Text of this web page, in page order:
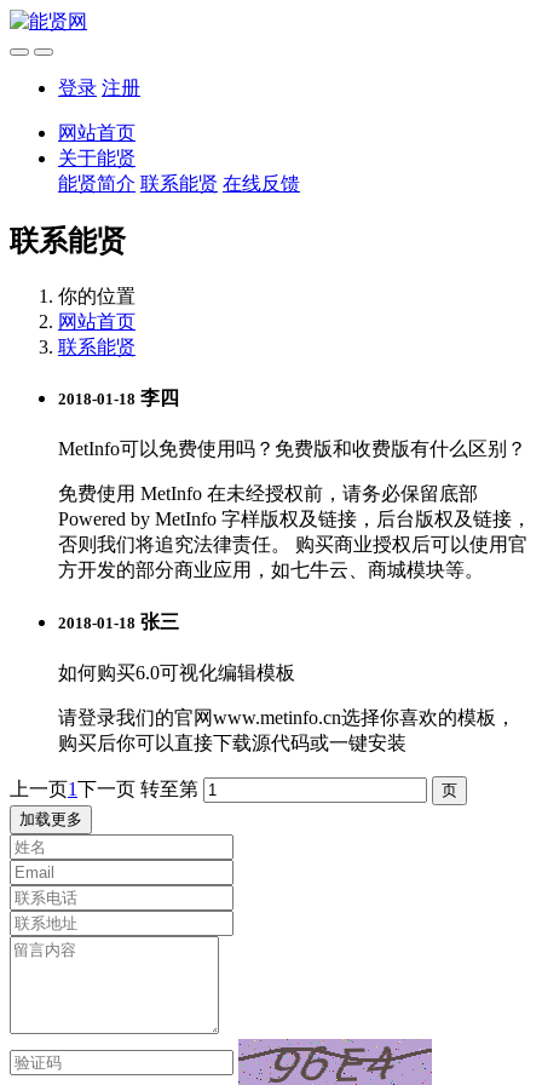
登录 注册
网站首页
关于能贤
能贤简介 联系能贤 在线反馈
联系能贤
你的位置
网站首页
联系能贤
2018-01-18 李四
MetInfo可以免费使用吗？免费版和收费版有什么区别？
免费使用 MetInfo 在未经授权前，请务必保留底部
Powered by MetInfo 字样版权及链接，后台版权及链接，
否则我们将追究法律责任。 购买商业授权后可以使用官
方开发的部分商业应用，如七牛云、商城模块等。
2018-01-18 张三
如何购买6.0可视化编辑模板
请登录我们的官网www.metinfo.cn选择你喜欢的模板，
购买后你可以直接下载源代码或一键安装
上一页1下一页 转至第
加载更多